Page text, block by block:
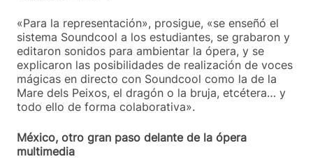
«Para la representación», prosigue, «se enseñó el
sistema Soundcool a los estudiantes, se grabaron y
editaron sonidos para ambientar la ópera, y se
explicaron las posibilidades de realización de voces
mágicas en directo con Soundcool como la de la
Mare dels Peixos, el dragón o la bruja, etcétera… y
todo ello de forma colaborativa».
México, otro gran paso delante de la ópera
multimedia